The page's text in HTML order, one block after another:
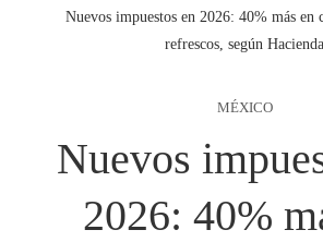
Nuevos impuestos en 2026: 40% más en
refrescos, según Hacienda
MÉXICO
Nuevos
2026: 40%